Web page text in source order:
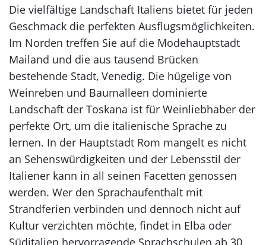
Die vielfältige Landschaft Italiens bietet für jeden
Geschmack die perfekten Ausflugsmöglichkeiten.
Im Norden treffen Sie auf die Modehauptstadt
Mailand und die aus tausend Brücken
bestehende Stadt, Venedig. Die hügelige von
Weinreben und Baumalleen dominierte
Landschaft der Toskana ist für Weinliebhaber der
perfekte Ort, um die italienische Sprache zu
lernen. In der Hauptstadt Rom mangelt es nicht
an Sehenswürdigkeiten und der Lebensstil der
Italiener kann in all seinen Facetten genossen
werden. Wer den Sprachaufenthalt mit
Strandferien verbinden und dennoch nicht auf
Kultur verzichten möchte, findet in Elba oder
Süditalien hervorragende Sprachschulen ab 30